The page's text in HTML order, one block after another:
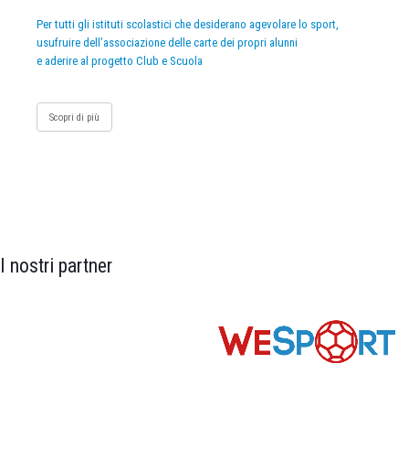
Per tutti gli istituti scolastici che desiderano agevolare lo sport,
usufruire dell’associazione delle carte dei propri alunni
e aderire al progetto Club e Scuola
Scopri di più
I nostri partner